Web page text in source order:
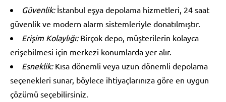
Güvenlik:İstanbul eşya depolama hizmetleri, 24 saat
güvenlik ve modern alarm sistemleriyle donatılmıştır.
Erişim Kolaylığı:Birçok depo, müşterilerin kolayca
erişebilmesi için merkezi konumlarda yer alır.
Esneklik:Kısa dönemli veya uzun dönemli depolama
seçenekleri sunar, böylece ihtiyaçlarınıza göre en uygun
çözümü seçebilirsiniz.